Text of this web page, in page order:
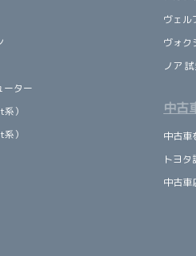
ーター
）
）
ヴェル
ヴォク
ノア
中古
中古車
トヨ
中古車